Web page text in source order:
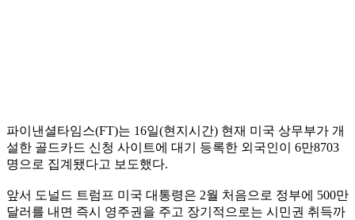
파이낸셜타임스(FT)는 16일(현지시간) 현재 미국 상무부가 개
설한 골드카드 신청 사이트에 대기 등록한 외국인이 6만8703
명으로 집계됐다고 보도했다.
앞서 도널드 트럼프 미국 대통령은 2월 처음으로 정부에 500만
달러를 내면 즉시 영주권을 주고 장기적으로는 시민권 취득까